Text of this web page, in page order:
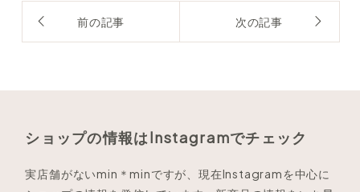
前の記事 次の記事
ショップの情報はInstagramでチェック
実店舗がないmin＊minですが、現在Instagramを中心に